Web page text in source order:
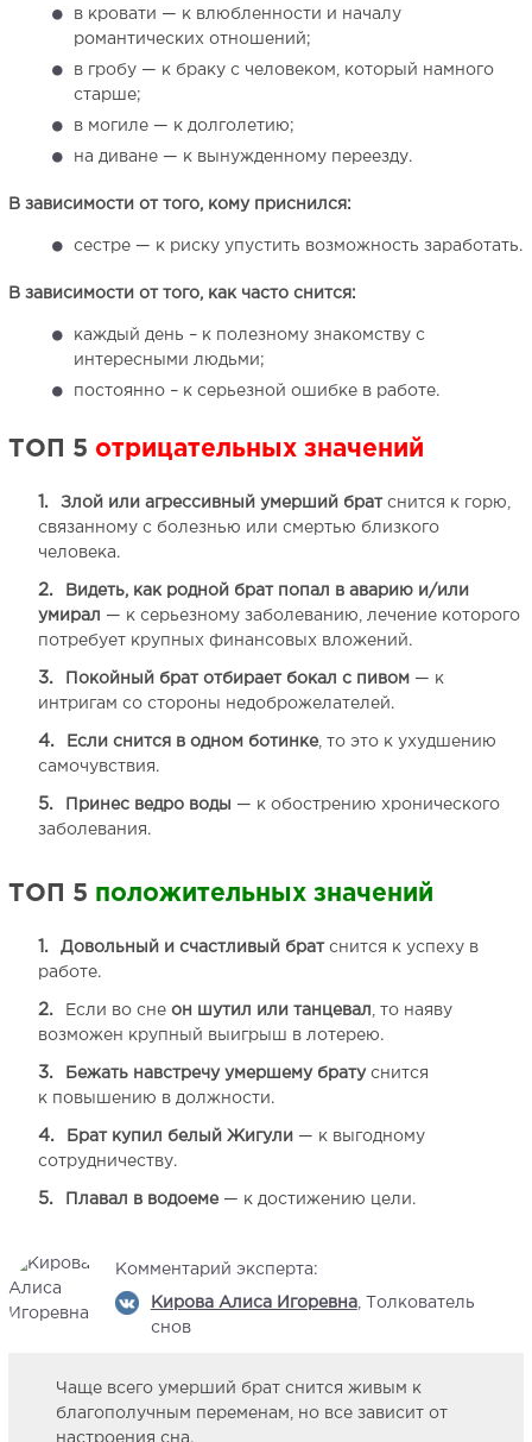
в кровати — к влюбленности и началу
романтических отношений;
в гробу — к браку с человеком, который намного
старше;
в могиле — к долголетию;
на диване — к вынужденному переезду.
В зависимости от того, кому приснился:
сестре — к риску упустить возможность заработать.
В зависимости от того, как часто снится:
каждый день – к полезному знакомству с
интересными людьми;
постоянно – к серьезной ошибке в работе.
ТОП 5 отрицательных значений
Злой или агрессивный умерший братснится к горю,
связанному с болезнью или смертью близкого
человека.
Видеть, как родной брат попал в аварию и/или
умирал — к серьезному заболеванию, лечение которого
потребует крупных финансовых вложений.
Покойный брат отбирает бокал с пивом — к
интригам со стороны недоброжелателей.
Если снится в одном ботинке, то это к ухудшению
самочувствия.
Принес ведро воды — к обострению хронического
заболевания.
ТОП 5 положительных значений
Довольный и счастливый братснится к успеху в
работе.
Если во сне он шутил или танцевал , то наяву
возможен крупный выигрыш в лотерею.
Бежать навстречу умершему братуснится
к повышению в должности.
Брат купил белый Жигули — к выгодному
сотрудничеству.
Плавал в водоеме— к достижению цели.
Комментарий эксперта:
Кирова Алиса Игоревна, Толкователь
снов
Чаще всего умерший брат снится живым к
благополучным переменам, но все зависит от
настроения сна.